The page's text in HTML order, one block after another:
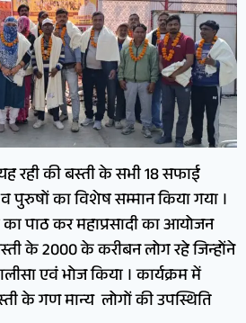
रही की बस्ती के सभी 18 सफाई
पुरुषों का विशेष सम्मान किया गया ।
पाठ कर महाप्रसादी का आयोजन
के 2000 के करीबन लोग रहे जिन्होंने
एवं भोज किया । कार्यक्रम में
के गण मान्य लोगों की उपस्थिति